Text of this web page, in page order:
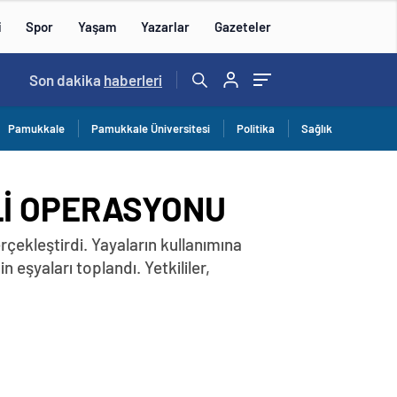
Spor Yaşam Yazarlar Gazeteler
15:59 /
Son dakika haberleri
Pamukkale Pamukkale Üniversitesi Politika Sağlık
Yayaların kullanımına
eşyaları toplandı. Yetkililer,